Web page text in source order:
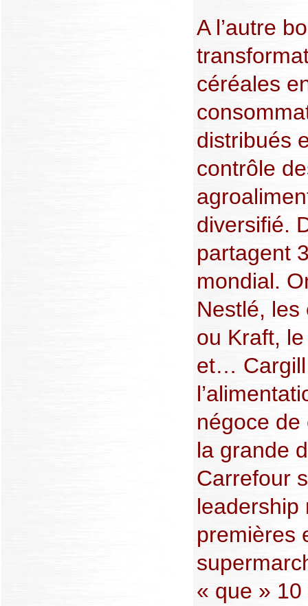
A l’autre
céréales
distribués
contrôle
diversifié.
partagent
mondial.
Nestlé, les
ou Kraft,
et…
négoce de
la grande
Carrefour
leadership
premières
« que »